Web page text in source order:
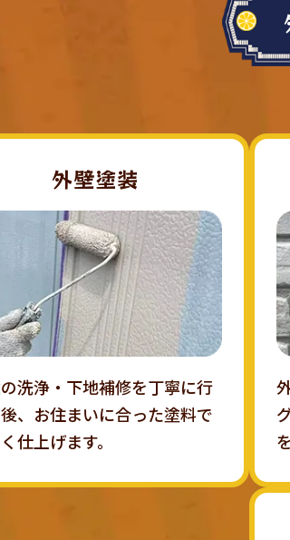
外壁塗装
洗浄・下地補修を丁寧に行
、お住まいに合った塗料で
仕上げます。